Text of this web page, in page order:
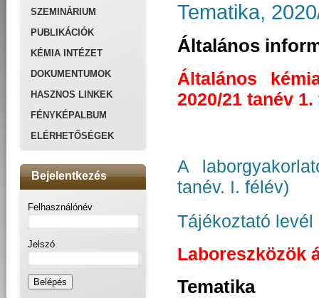
SZEMINÁRIUM
PUBLIKÁCIÓK
KÉMIA INTÉZET
DOKUMENTUMOK
HASZNOS LINKEK
FÉNYKÉPALBUM
ELÉRHETŐSÉGEK
Bejelentkezés
Felhasználónév
Jelszó
Tematika,
Általános
Általános
2020/21 tanév
A
tanév. I. félév)
Tájékoztató
Laboreszközök
Tematika